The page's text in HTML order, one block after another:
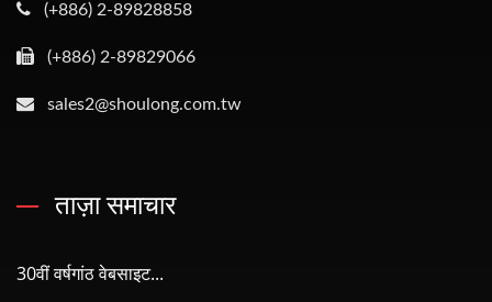
(+886) 2-89828858
(+886) 2-89829066
sales2@shoulong.com.tw
ताज़ा समाचार
30वीं वर्षगांठ वेबसाइट...